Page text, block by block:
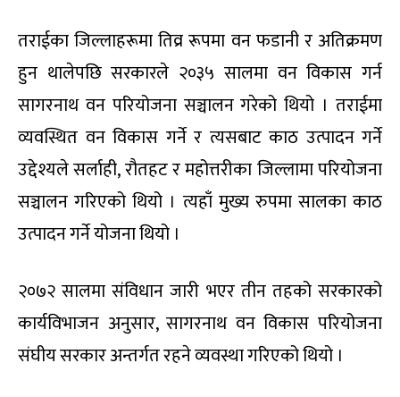
तराईका जिल्लाहरूमा तिव्र रूपमा वन फडानी र अतिक्रमण
हुन थालेपछि सरकारले २०३५ सालमा वन विकास गर्न
सागरनाथ वन परियोजना सञ्चालन गरेको थियो । तराईमा
व्यवस्थित वन विकास गर्ने र त्यसबाट काठ उत्पादन गर्ने
उद्देश्यले सर्लाही, रौतहट र महोत्तरीका जिल्लामा परियोजना
सञ्चालन गरिएको थियो । त्यहाँ मुख्य रुपमा सालका काठ
उत्पादन गर्ने योजना थियो ।
२०७२ सालमा संविधान जारी भएर तीन तहको सरकारको
कार्यविभाजन अनुसार, सागरनाथ वन विकास परियोजना
संघीय सरकार अन्तर्गत रहने व्यवस्था गरिएको थियो ।